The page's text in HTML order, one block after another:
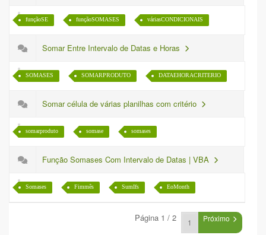
funçãoSE funçãoSOMASES váriasCONDICIONAIS
Somar Entre Intervalo de Datas e Horas
SOMASES SOMARPRODUTO DATAEHORACRITERIO
Somar célula de várias planilhas com critério
somarproduto somase somases
Função Somases Com Intervalo de Datas | VBA
Somases Fimmês SumIfs EoMonth
Página 1 / 2 Próximo